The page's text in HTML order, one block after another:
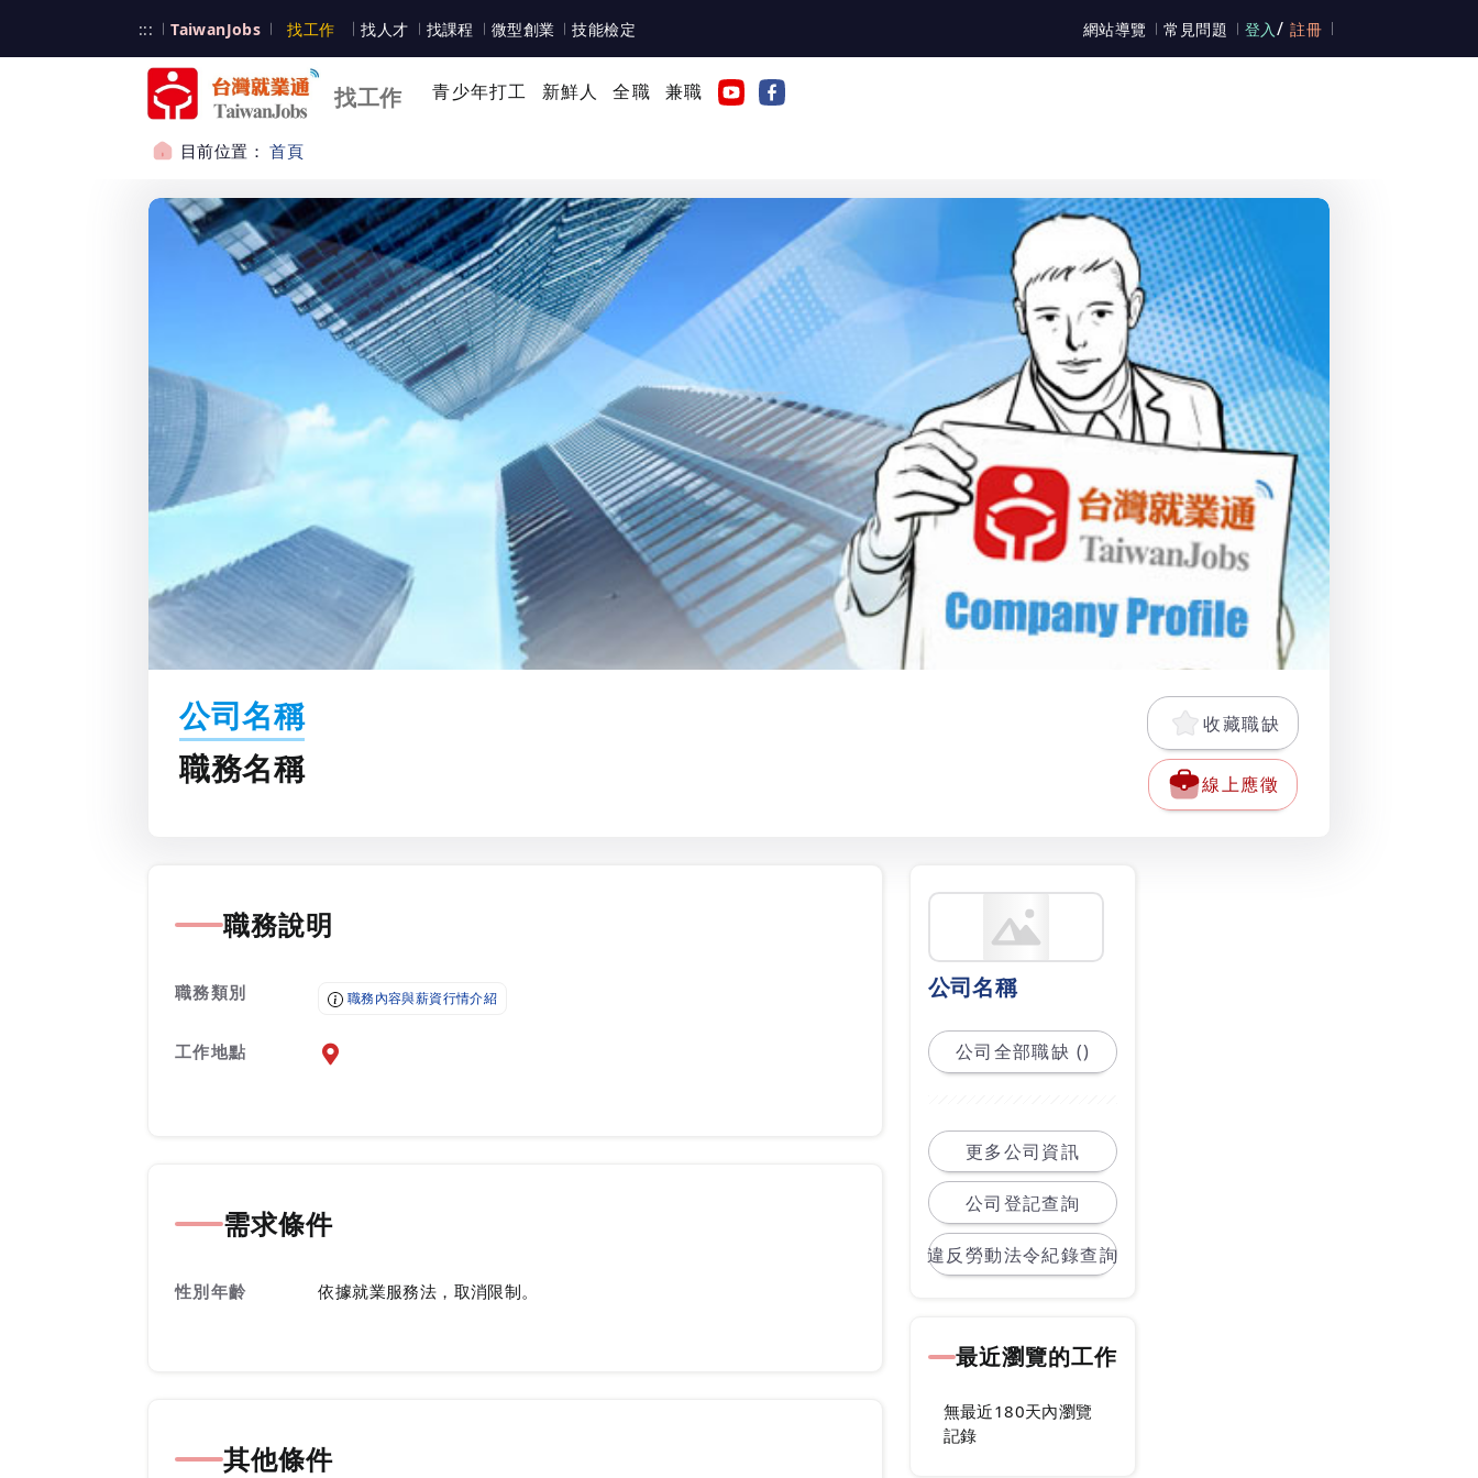
::: TaiwanJobs 台灣就業通
找工作 台灣就業通
找人才 找課程 微型創業 技能檢定 網站導覽 常見問題 登入 / 註冊
找工作 青少年打工 新鮮人 全職 兼職
目前位置：首頁
公司名稱
職務名稱
收藏職缺
線上應徵
職務說明
職務類別 職務內容與薪資行情介紹
工作地點 前往查看地圖
需求條件
性別年齡 依據就業服務法，取消限制。
其他條件
公司名稱
公司全部職缺 ()
更多公司資訊
公司登記查詢
違反勞動法令紀錄查詢
最近瀏覽的工作
無最近180天內瀏覽
記錄